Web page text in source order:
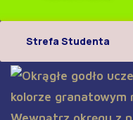
Strefa Studenta